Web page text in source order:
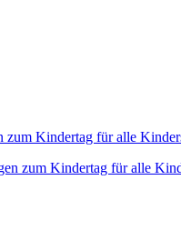
zum Kindertag für alle
zum Kindertag für alle